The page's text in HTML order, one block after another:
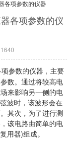
各项参数的仪器
各项参数的仪
参数的仪器，主要
数。通过将较高电
来影响另一侧的电
波时，该波形会在
其次，为了进行测
该电路由简单的电
用器)组成。